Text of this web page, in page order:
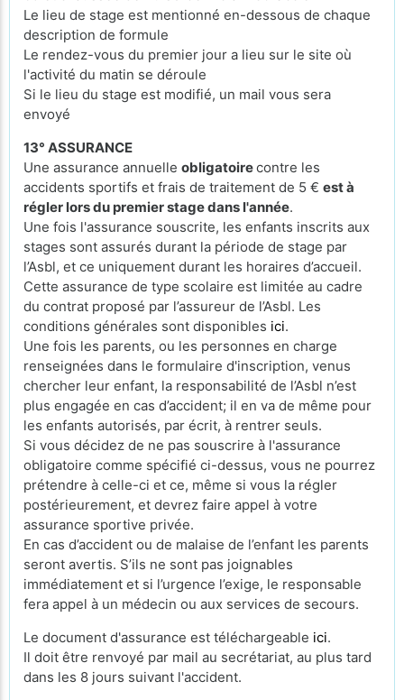
Le lieu de stage est mentionné en-dessous de chaque
description de formule
Le rendez-vous du premier jour a lieu sur le site où
l'activité du matin se déroule
Si le lieu du stage est modifié, un mail vous sera
envoyé
13° ASSURANCE
Une assurance annuelle obligatoirecontre les
accidents sportifs et frais de traitement de 5 € est à
régler lors du premier stage dans l'année.
Une fois l'assurance souscrite, les enfants inscrits aux
stages sont assurés durant la période de stage par
l’Asbl, et ce uniquement durant les horaires d’accueil.
Cette assurance de type scolaire est limitée au cadre
du contrat proposé par l’assureur de l’Asbl. Les
conditions générales sont disponibles ici.
Une fois les parents, ou les personnes en charge
renseignées dans le formulaire d'inscription, venus
chercher leur enfant, la responsabilité de l’Asbl n’est
plus engagée en cas d’accident; il en va de même pour
les enfants autorisés, par écrit, à rentrer seuls.
Si vous décidez de ne pas souscrire à l'assurance
obligatoire comme spécifié ci-dessus, vous ne pourrez
prétendre à celle-ci et ce, même si vous la régler
postérieurement, et devrez faire appel à votre
assurance sportive privée.
En cas d’accident ou de malaise de l’enfant les parents
seront avertis. S’ils ne sont pas joignables
immédiatement et si l’urgence l’exige, le responsable
fera appel à un médecin ou aux services de secours.
Le document d'assurance est téléchargeable ici.
Il doit être renvoyé par mail au secrétariat, au plus tard
dans les 8 jours suivant l'accident.